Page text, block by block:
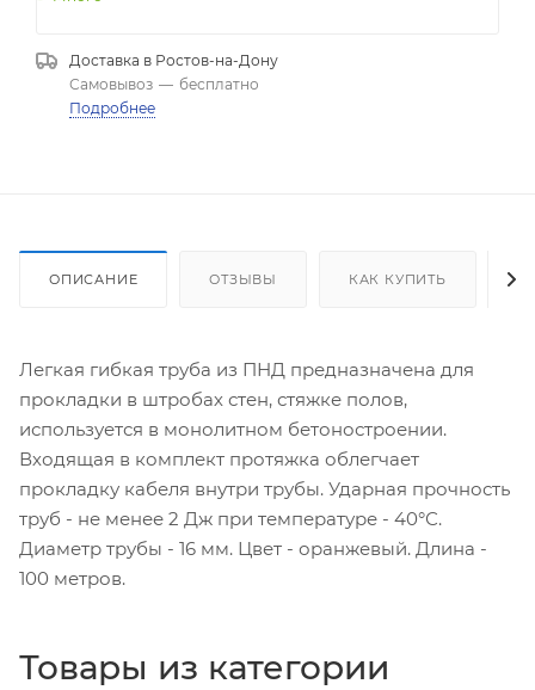
Доставка в Ростов-на-Дону
Самовывоз — бесплатно
Подробнее
ОПИСАНИЕ ОТЗЫВЫ КАК КУПИТЬ
Легкая гибкая труба из ПНД предназначена для
прокладки в штробах стен, стяжке полов,
используется в монолитном бетоностроении.
Входящая в комплект протяжка облегчает
прокладку кабеля внутри трубы. Ударная прочность
труб - не менее 2 Дж при температуре - 40°С.
Диаметр трубы - 16 мм. Цвет - оранжевый. Длина -
100 метров.
Товары из категории